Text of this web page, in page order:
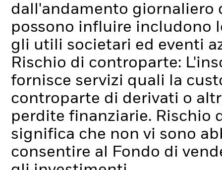
dall'andamento giornaliero
possono influire includono
gli utili societari ed eventi
Rischio di controparte:
fornisce servizi quali la
controparte di derivati o
perdite finanziarie. Rischio
significa che non vi sono
consentire al Fondo di